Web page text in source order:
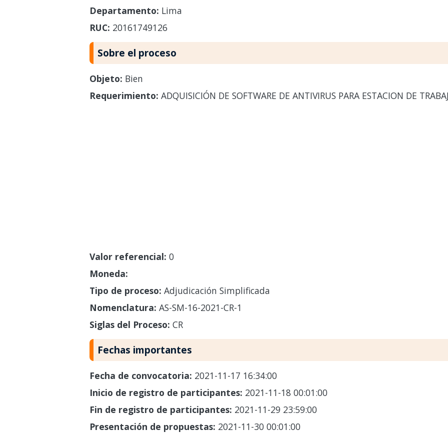
Departamento: Lima
RUC: 20161749126
Sobre el proceso
Objeto: Bien
Requerimiento: ADQUISICIÓN DE SOFTWARE DE ANTIVIRUS PARA ESTACION DE
Valor referencial: 0
Moneda:
Tipo de proceso: Adjudicación Simplificada
Nomenclatura: AS-SM-16-2021-CR-1
Siglas del Proceso: CR
Fechas importantes
Fecha de convocatoria: 2021-11-17 16:34:00
Inicio de registro de participantes: 2021-11-18 00:01:00
Fin de registro de participantes: 2021-11-29 23:59:00
Presentación de propuestas: 2021-11-30 00:01:00